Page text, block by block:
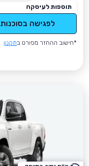
תוספות לעיסקה
לפגישה בסוכנות
*חישוב ההחזר מפורט בתקנון